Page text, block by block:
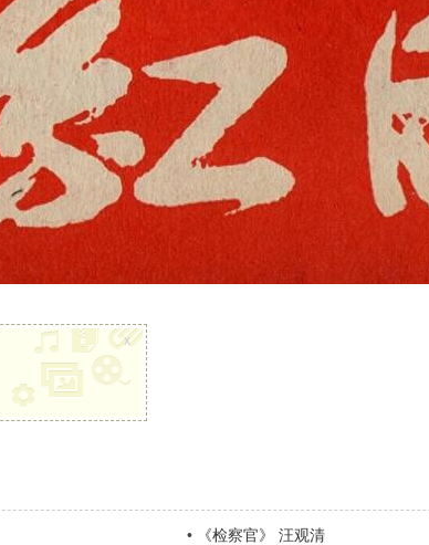
x
•
《检察官》 汪观清